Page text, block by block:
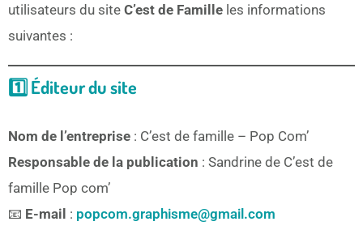
utilisateurs du site C’est de Famille les informations
suivantes :
1️⃣ Éditeur du site
Nom de l’entreprise : C’est de famille – Pop Com’
Responsable de la publication : Sandrine de C’est de
famille Pop com’
📧 E-mail : popcom.graphisme@gmail.com